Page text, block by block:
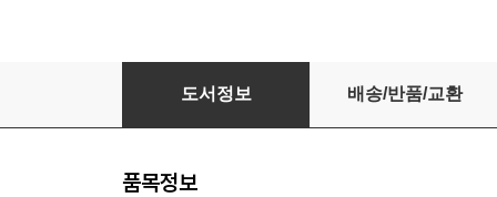
반려 명상
도서정보 배송/반품/교환
품목정보